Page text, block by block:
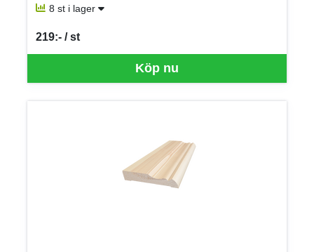
8 st i lager
Köp nu
219:- / st
SEK per ST